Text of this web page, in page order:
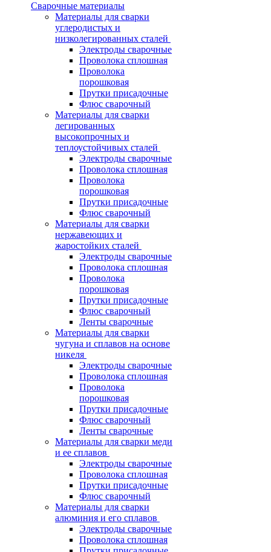
Сварочные материалы
Материалы для сварки
углеродистых и
низколегированных сталей
Электроды сварочные
Проволока сплошная
Проволока
порошковая
Прутки присадочные
Флюс сварочный
Материалы для сварки
легированных
высокопрочных и
теплоустойчивых сталей
Электроды сварочные
Проволока сплошная
Проволока
порошковая
Прутки присадочные
Флюс сварочный
Материалы для сварки
нержавеющих и
жаростойких сталей
Электроды сварочные
Проволока сплошная
Проволока
порошковая
Прутки присадочные
Флюс сварочный
Ленты сварочные
Материалы для сварки
чугуна и сплавов на основе
никеля
Электроды сварочные
Проволока сплошная
Проволока
порошковая
Прутки присадочные
Флюс сварочный
Ленты сварочные
Материалы для сварки меди
и ее сплавов
Электроды сварочные
Проволока сплошная
Прутки присадочные
Флюс сварочный
Материалы для сварки
алюминия и его сплавов
Электроды сварочные
Проволока сплошная